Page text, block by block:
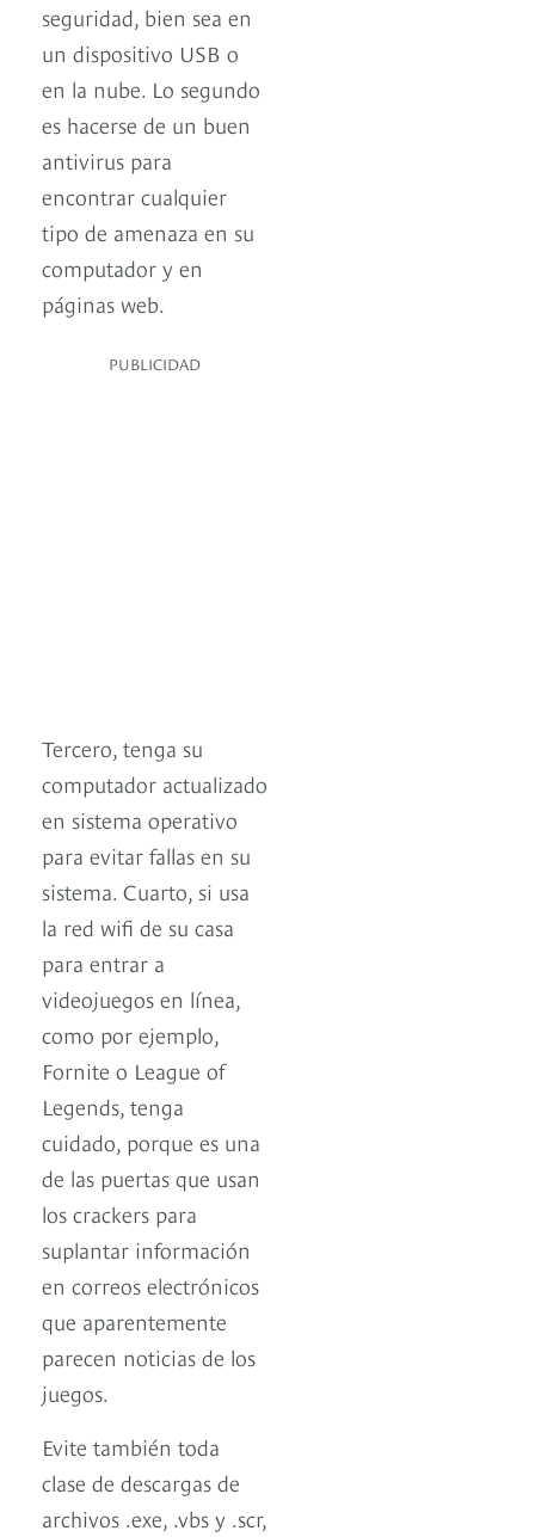
seguridad, bien sea en
un dispositivo USB o
en la nube. Lo segundo
es hacerse de un buen
antivirus para
encontrar cualquier
tipo de amenaza en su
computador y en
páginas web.
PUBLICIDAD
Tercero, tenga su
computador actualizado
en sistema operativo
para evitar fallas en su
sistema. Cuarto, si usa
la red wifi de su casa
para entrar a
videojuegos en línea,
como por ejemplo,
Fornite o League of
Legends, tenga
cuidado, porque es una
de las puertas que usan
los crackers para
suplantar información
en correos electrónicos
que aparentemente
parecen noticias de los
juegos.
Evite también toda
clase de descargas de
archivos .exe, .vbs y .scr,